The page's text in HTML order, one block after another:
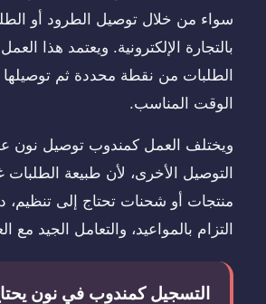
سواء من خلال توصيل الطرود أو
بالتجارة الإلكترونية. ويعتمد هذا
الطلبات من نقطة محددة ثم
الوقت المناسب.
ويختلف العمل كمندوب توصيل نون
التوصيل الأخرى، لأن طبيعة الطلبات
منتجات أو شحنات تحتاج إلى تنظيم،
التزام بالمواعيد، والتعامل الجيد مع
التسجيل كمندوب في نون